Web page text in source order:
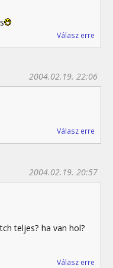
Válasz erre
2004.02.19. 22:06
Válasz erre
2004.02.19. 20:57
teljes? ha van hol?
Válasz erre